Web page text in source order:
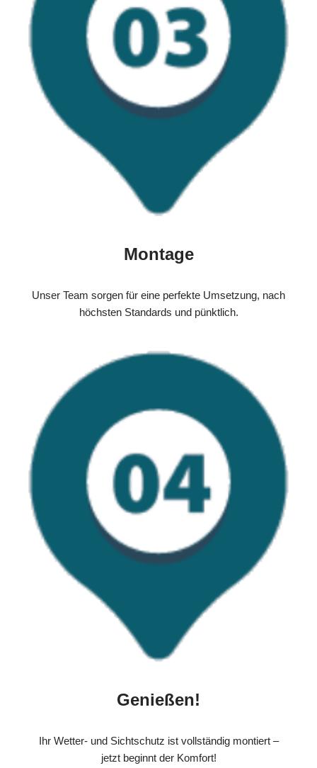
Montage
Unser Team sorgen für eine perfekte Umsetzung, nach
höchsten Standards und pünktlich.
Genießen!
Ihr Wetter- und Sichtschutz ist vollständig montiert –
jetzt beginnt der Komfort!